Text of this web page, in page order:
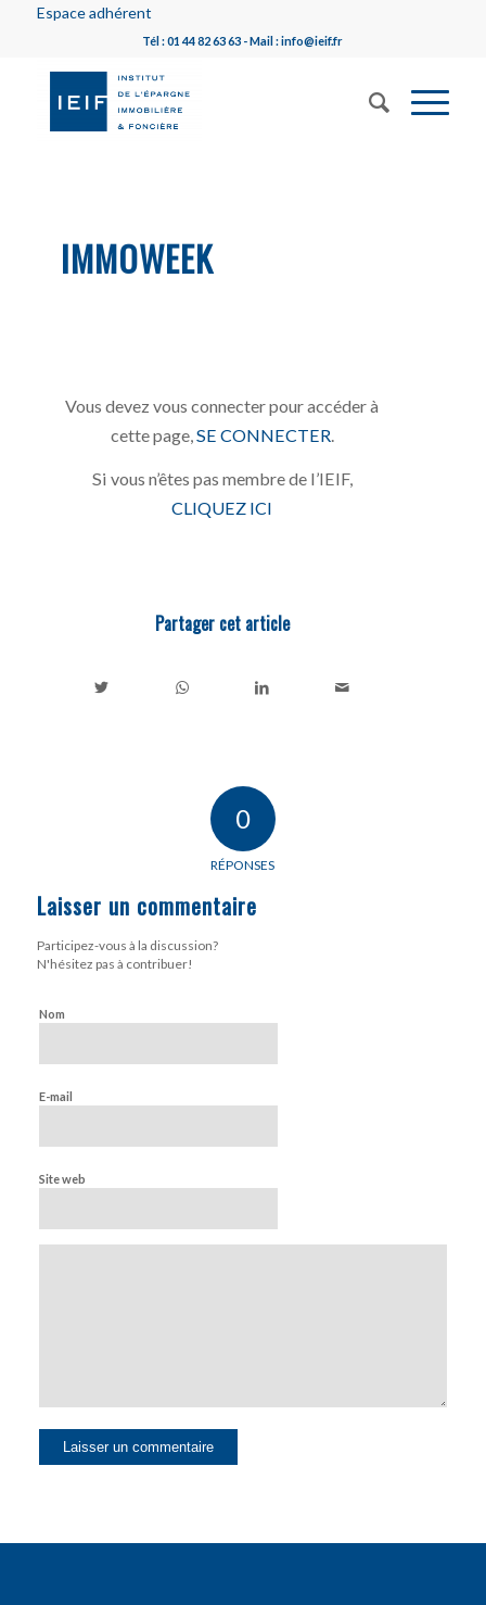
Espace adhérent
Tél : 01 44 82 63 63 - Mail : info@ieif.fr
IMMOWEEK
Vous devez vous connecter pour accéder à
cette page, SE CONNECTER
Si vous n’êtes pas membre de l’IEIF,
CLIQUEZ ICI
Partager cet article
0
RÉPONSES
Laisser un commentaire
Participez-vous à la discussion?
N'hésitez pas à contribuer!
Nom
E-mail
Site web